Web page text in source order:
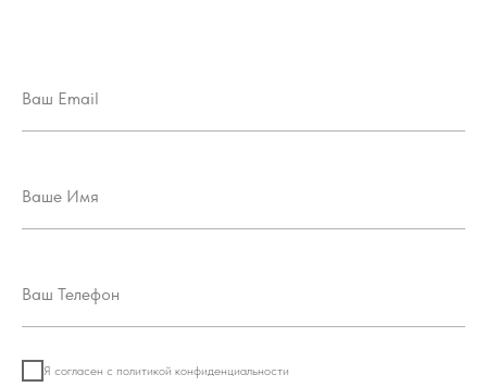
Я согласен с политикой конфиденциальности